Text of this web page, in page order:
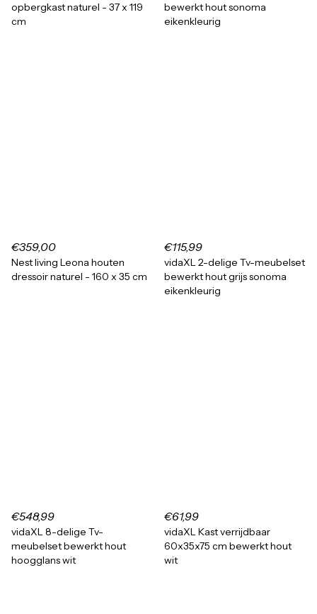
opbergkast naturel - 37 x 119
cm
bewerkt hout sonoma
eikenkleurig
€359,00
Nest living Leona houten
dressoir naturel - 160 x 35 cm
€115,99
vidaXL 2-delige Tv-meubelset
bewerkt hout grijs sonoma
eikenkleurig
€548,99
vidaXL 8-delige Tv-
meubelset bewerkt hout
hoogglans wit
€61,99
vidaXL Kast verrijdbaar
60x35x75 cm bewerkt hout
wit